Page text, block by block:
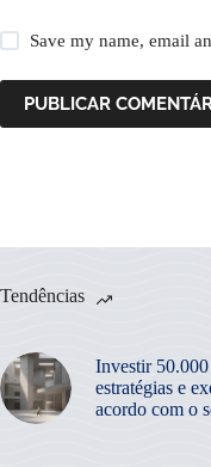
Save my name, email
PUBLICAR
Tendências
Investir 50.000
estratégias e
acordo com o